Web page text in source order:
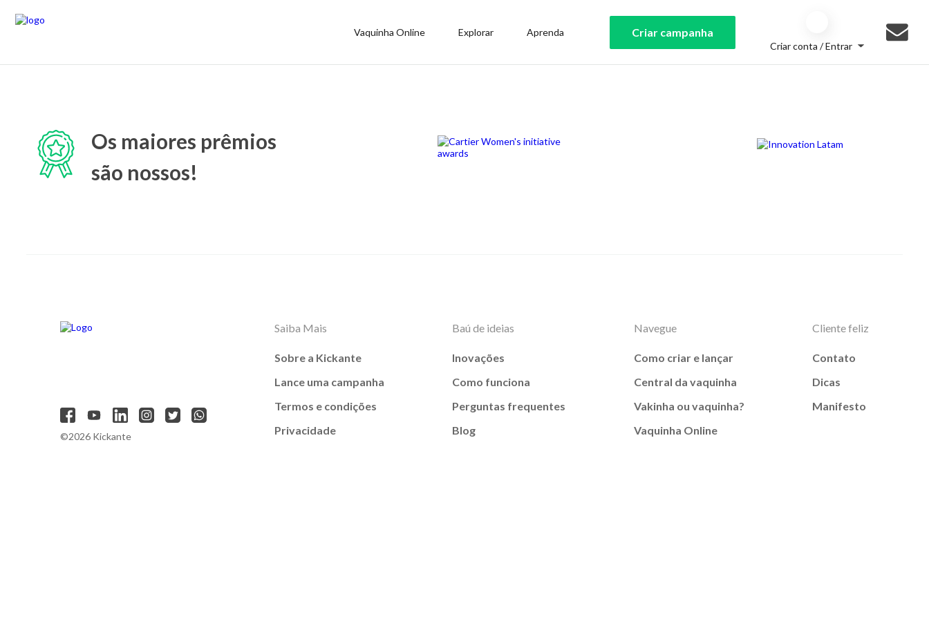
Vaquinha Online Explorar Aprenda Criar campanha
Criar conta / Entrar
Os maiores prêmios
são nossos!
©2026 Kickante
Saiba Mais
Sobre a Kickante
Lance uma campanha
Termos e condições
Privacidade
Baú de ideias
Inovações
Como funciona
Perguntas frequentes
Blog
Navegue
Como criar e lançar
Central da vaquinha
Vakinha ou vaquinha?
Vaquinha Online
Cliente feliz
Contato
Dicas
Manifesto